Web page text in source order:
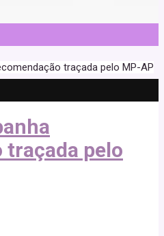
traçada pelo MP-AP
traçada pelo